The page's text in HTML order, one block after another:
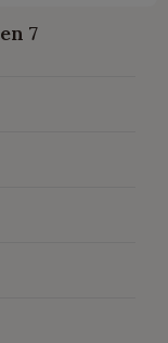
7